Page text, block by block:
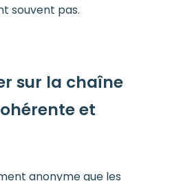
souvent pas.
sur la chaîne
et
anonyme que les